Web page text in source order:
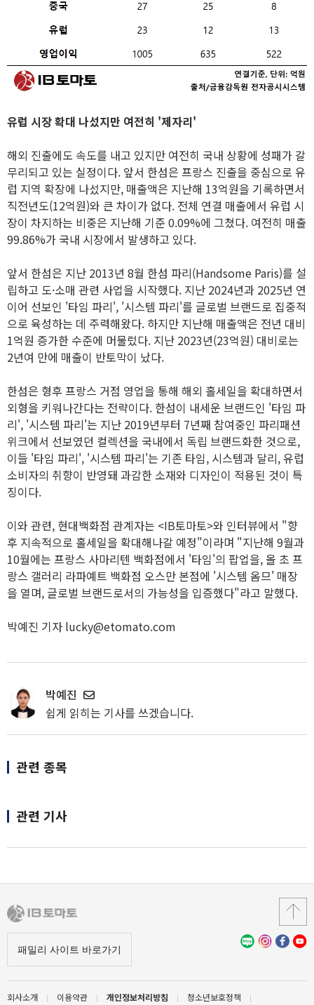
유럽 시장 확대 나섰지만 여전히 '제자리'
해외 진출에도 속도를 내고 있지만 여전히 국내 상황에 성패가 갈
무리되고 있는 실정이다. 앞서 한섬은 프랑스 진출을 중심으로 유
럽 지역 확장에 나섰지만, 매출액은 지난해 13억원을 기록하면서
직전년도(12억원)와 큰 차이가 없다. 전체 연결 매출에서 유럽 시
장이 차지하는 비중은 지난해 기준 0.09%에 그쳤다. 여전히 매출
99.86%가 국내 시장에서 발생하고 있다.
앞서 한섬은 지난 2013년 8월 한섬 파리(Handsome Paris)를 설
립하고 도·소매 관련 사업을 시작했다. 지난 2024년과 2025년 연
이어 선보인 '타임 파리', '시스템 파리'를 글로벌 브랜드로 집중적
으로 육성하는 데 주력해왔다. 하지만 지난해 매출액은 전년 대비
1억원 증가한 수준에 머물렀다. 지난 2023년(23억원) 대비로는
2년여 만에 매출이 반토막이 났다.
한섬은 형후 프랑스 거점 영업을 통해 해외 홀세일을 확대하면서
외형을 키워나간다는 전략이다. 한섬이 내세운 브랜드인 '타임 파
리', '시스템 파리'는 지난 2019년부터 7년째 참여중인 파리패션
위크에서 선보였던 컬렉션을 국내에서 독립 브랜드화한 것으로,
이들 '타임 파리', '시스템 파리'는 기존 타임, 시스템과 달리, 유럽
소비자의 취향이 반영돼 과감한 소재와 디자인이 적용된 것이 특
징이다.
이와 관련, 현대백화점 관계자는 <IB토마토>와 인터뷰에서 "향
후 지속적으로 홀세일을 확대해나갈 예정"이라며 "지난해 9월과
10월에는 프랑스 사마리텐 백화점에서 '타임'의 팝업을, 올 초 프
랑스 갤러리 라파예트 백화점 오스만 본점에 '시스템 옴므' 매장
을 열며, 글로벌 브랜드로서의 가능성을 입증했다"라고 말했다.
박예진 기자 lucky@etomato.com
박예진
쉽게 읽히는 기사를 쓰겠습니다.
관련 종목
관련 기사
회사소개 이용약관 개인정보처리방침 청소년보호정책